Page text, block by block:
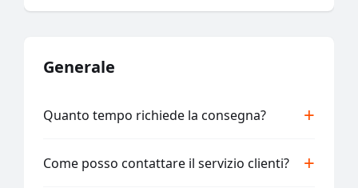
Generale
Quanto tempo richiede la consegna?
Come posso contattare il servizio clienti?